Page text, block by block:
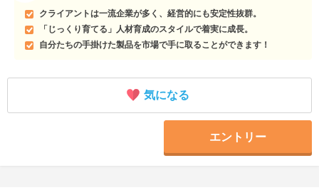
クライアントは一流企業が多く、経営的にも安定性抜群。
「じっくり育てる」人材育成のスタイルで着実に成長。
自分たちの手掛けた製品を市場で手に取ることができます！
気になる
エントリー